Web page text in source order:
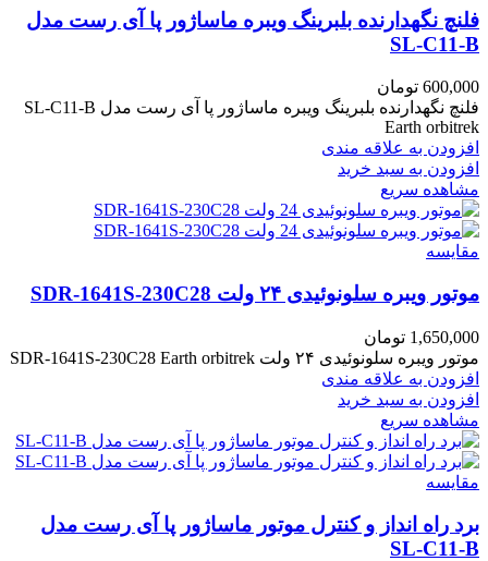
فلنچ نگهدارنده بلبرینگ ویبره ماساژور پا آی رست مدل
SL-C11-B
600,000 تومان
فلنچ نگهدارنده بلبرینگ ویبره ماساژور پا آی رست مدل SL-C11-B
Earth orbitrek
افزودن به علاقه مندی
افزودن به سبد خرید
مشاهده سریع
مقایسه
موتور ویبره سلونوئیدی ۲۴ ولت SDR-1641S-230C28
1,650,000 تومان
موتور ویبره سلونوئیدی ۲۴ ولت SDR-1641S-230C28 Earth orbitrek
افزودن به علاقه مندی
افزودن به سبد خرید
مشاهده سریع
مقایسه
برد راه انداز و کنترل موتور ماساژور پا آی رست مدل
SL-C11-B